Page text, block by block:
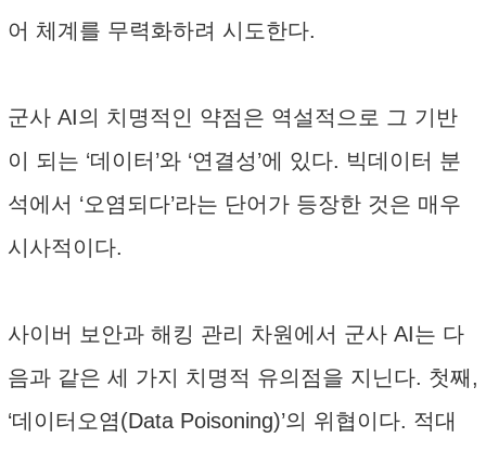
어 체계를 무력화하려 시도한다.
군사 AI의 치명적인 약점은 역설적으로 그 기반
이 되는 ‘데이터’와 ‘연결성’에 있다. 빅데이터 분
석에서 ‘오염되다’라는 단어가 등장한 것은 매우
시사적이다.
사이버 보안과 해킹 관리 차원에서 군사 AI는 다
음과 같은 세 가지 치명적 유의점을 지닌다. 첫째,
‘데이터오염(Data Poisoning)’의 위협이다. 적대